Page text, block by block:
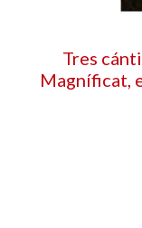
Tres
Magníficat,